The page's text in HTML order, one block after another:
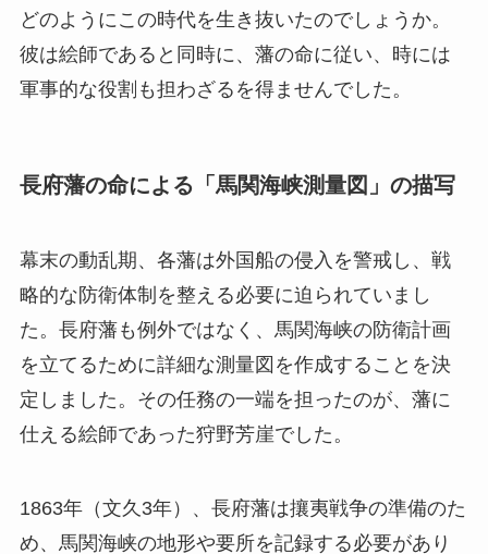
どのようにこの時代を生き抜いたのでしょうか。
彼は絵師であると同時に、藩の命に従い、時には
軍事的な役割も担わざるを得ませんでした。
長府藩の命による「馬関海峡測量図」の描写
幕末の動乱期、各藩は外国船の侵入を警戒し、戦
略的な防衛体制を整える必要に迫られていまし
た。長府藩も例外ではなく、馬関海峡の防衛計画
を立てるために詳細な測量図を作成することを決
定しました。その任務の一端を担ったのが、藩に
仕える絵師であった狩野芳崖でした。
1863年（文久3年）、長府藩は攘夷戦争の準備のた
め、馬関海峡の地形や要所を記録する必要があり